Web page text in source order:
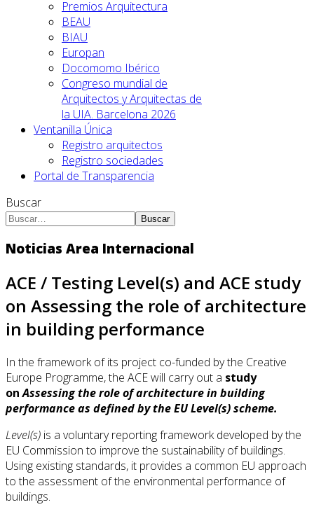
Premios Arquitectura
BEAU
BIAU
Europan
Docomomo Ibérico
Congreso mundial de
Arquitectos y Arquitectas de
la UIA. Barcelona 2026
Ventanilla Única
Registro arquitectos
Registro sociedades
Portal de Transparencia
Buscar
Buscar
Noticias Area Internacional
ACE / Testing Level(s) and ACE study
on Assessing the role of architecture
in building performance
In the framework of its project co-funded by the Creative
Europe Programme, the ACE will carry out a study
onAssessing the role of architecture in building
performance as defined by the EU Level(s) scheme.
Level(s) is a voluntary reporting framework developed by the
EU Commission to improve the sustainability of buildings.
Using existing standards, it provides a common EU approach
to the assessment of the environmental performance of
buildings.